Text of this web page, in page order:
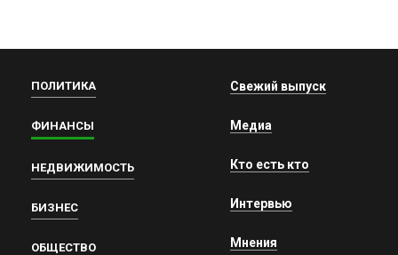
ПОЛИТИКА
ФИНАНСЫ
НЕДВИЖИМОСТЬ
БИЗНЕС
ОБЩЕСТВО
Свежий выпуск
Медиа
Кто есть кто
Интервью
Мнения